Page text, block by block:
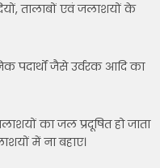
तालाबों एवं जलाशयों के
पदार्थों जैसे उर्वरक आदि का
का जल प्रदूषित हो जाता
में ना बहाए।